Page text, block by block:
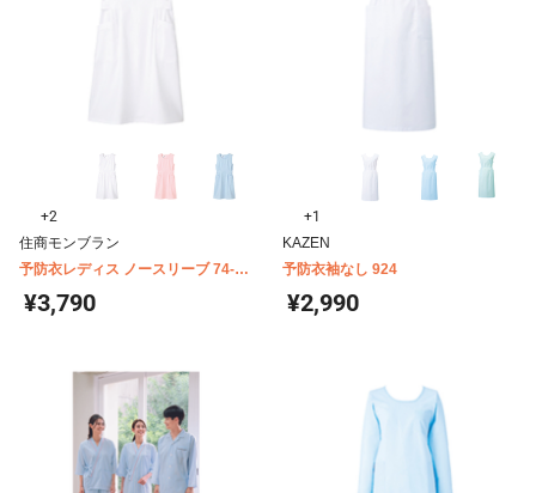
+2
住商モンブラン
予防衣レディス ノースリーブ 74-
081-089
¥3,790
+1
KAZEN
予防衣袖なし 924
¥2,990